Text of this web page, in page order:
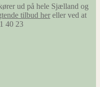
ud på hele Sjælland og
tilbud her eller ved at
40 23